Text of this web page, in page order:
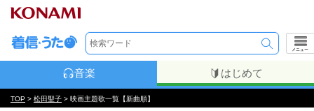
メニュー
音楽 はじめて
TOP > 松田聖子 > 映画主題歌一覧【新曲順】